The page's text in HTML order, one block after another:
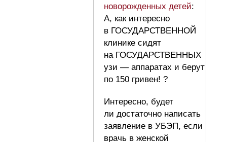
новорожденных детей:
А, как интересно
в ГОСУДАРСТВЕННОЙ
клинике сидят
на ГОСУДАРСТВЕННЫХ
узи — аппаратах и берут
по 150 гривен! ?
Интересно, будет
ли достаточно написать
заявление в УБЭП, если
врачь в женской